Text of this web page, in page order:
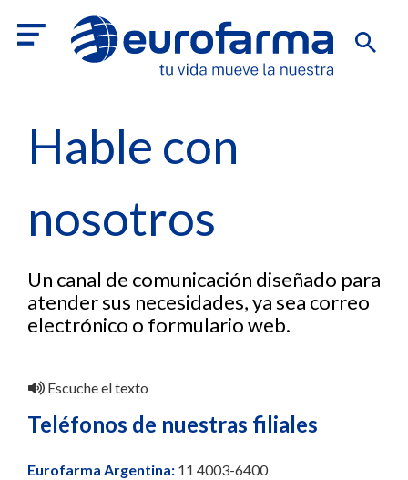
Hable con
nosotros
Un canal de comunicación diseñado para
atender sus necesidades, ya sea correo
electrónico o formulario web.
Escuche el texto
Teléfonos de nuestras filiales
Eurofarma Argentina: 11 4003-6400